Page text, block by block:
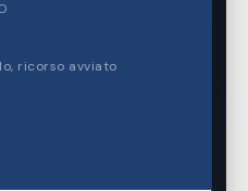
ricorso avviato